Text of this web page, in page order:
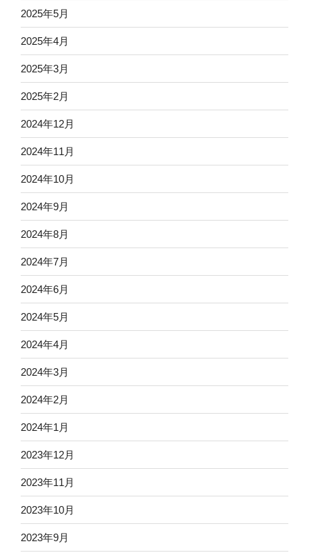
2025年5月
2025年4月
2025年3月
2025年2月
2024年12月
2024年11月
2024年10月
2024年9月
2024年8月
2024年7月
2024年6月
2024年5月
2024年4月
2024年3月
2024年2月
2024年1月
2023年12月
2023年11月
2023年10月
2023年9月